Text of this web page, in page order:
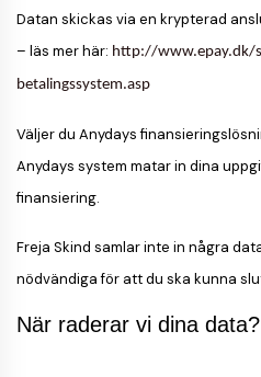
Datan skickas via en krypterad
– läs mer här: http://www.epay.dk/
betalingssystem.asp
Väljer du Anydays
Anydays system matar in dina
finansiering.
Freja Skind samlar inte in några
nödvändiga för att du ska kunna
När raderar vi dina data?